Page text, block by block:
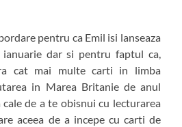
pentru ca Emil isi lanseaza
dar si pentru faptul ca,
cat mai multe carti in limba
in Marea Britanie de anul
de a te obisnui cu lecturarea
aceea de a incepe cu carti de